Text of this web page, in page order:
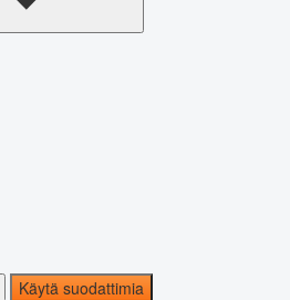
Käytä suodattimia